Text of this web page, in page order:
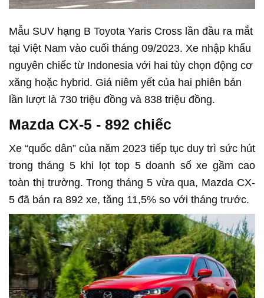
Mẫu SUV hạng B Toyota Yaris Cross lần đầu ra mắt
tại Việt Nam vào cuối tháng 09/2023. Xe nhập khẩu
nguyên chiếc từ Indonesia với hai tùy chọn động cơ
xăng hoặc hybrid. Giá niêm yết của hai phiên bản
lần lượt là 730 triệu đồng và 838 triệu đồng.
Mazda CX-5 - 892 chiếc
Xe “quốc dân” của năm 2023 tiếp tục duy trì sức hút
trong tháng 5 khi lọt top 5 doanh số xe gầm cao
toàn thị trường. Trong tháng 5 vừa qua, Mazda CX-
5 đã bán ra 892 xe, tăng 11,5% so với tháng trước.